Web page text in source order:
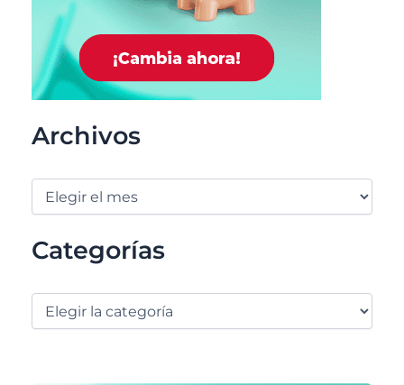
Archivos
Categorías